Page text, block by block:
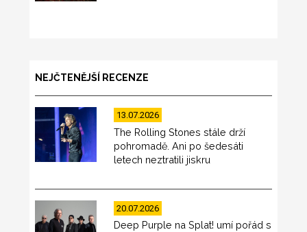
NEJČTENĚJŠÍ RECENZE
13.07.2026
The Rolling Stones stále drží
pohromadě. Ani po šedesáti
letech neztratili jiskru
20.07.2026
Deep Purple na Splat! umí pořád s